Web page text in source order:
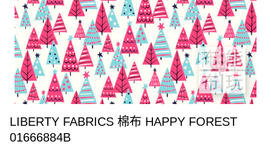
LIBERTY FABRICS 棉布 HAPPY FOREST
01666884B